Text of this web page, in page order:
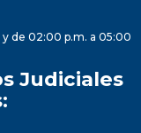
de 02:00 p.m. a 05:00
Judiciales